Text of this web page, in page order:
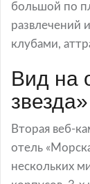
большой по
развлечений
клубами,
Вид на
звезда»
Вторая веб-
отель
нескольких